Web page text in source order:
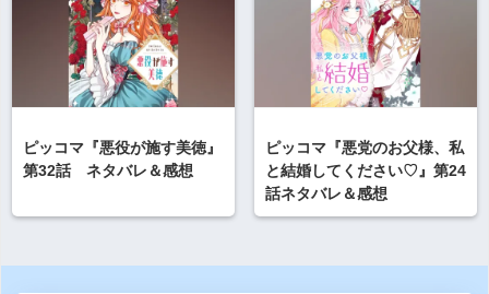
ピッコマ『悪役が施す美徳』
第32話 ネタバレ＆感想
ピッコマ『悪党のお父様、私
と結婚してください♡』第24
話ネタバレ＆感想